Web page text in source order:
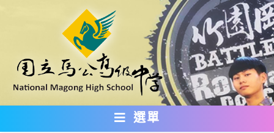
內
選單